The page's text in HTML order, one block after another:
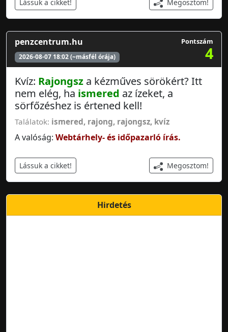
Lássuk a cikket! Megosztom!
penzcentrum.hu
2026-08-07 18:02 (~másfél órája)
Pontszám
4
Kvíz: Rajongsz a kézműves sörökért? Itt
nem elég, ha ismered az ízeket, a
sörfőzéshez is értened kell!
Találatok: ismered, rajong, rajongsz, kvíz
A valóság: Webtárhely- és időpazarló írás.
Lássuk a cikket! Megosztom!
Hirdetés